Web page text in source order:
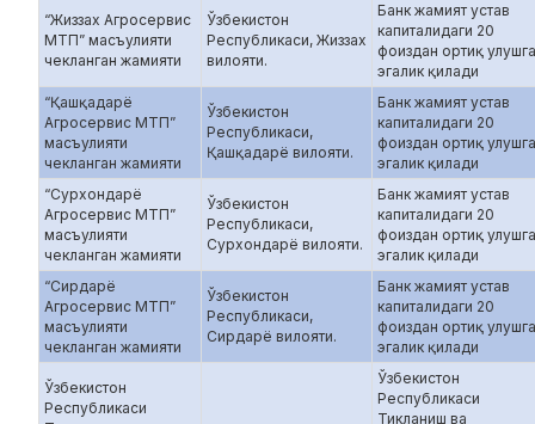
“Жиззах Агросервис
МТП” масъулияти
чекланган жамияти
Ўзбекистон
Республикаси, Жиззах
вилояти.
Банк жамият устав
капиталидаги 20
фоиздан ортиқ улушга
эгалик қилади
“Қашқадарё
Агросервис МТП”
масъулияти
чекланган жамияти
Ўзбекистон
Республикаси,
Қашқадарё вилояти.
Банк жамият устав
капиталидаги 20
фоиздан ортиқ улушга
эгалик қилади
“Сурхондарё
Агросервис МТП”
масъулияти
чекланган жамияти
Ўзбекистон
Республикаси,
Сурхондарё вилояти.
Банк жамият устав
капиталидаги 20
фоиздан ортиқ улушга
эгалик қилади
“Сирдарё
Агросервис МТП”
масъулияти
чекланган жамияти
Ўзбекистон
Республикаси,
Сирдарё вилояти.
Банк жамият устав
капиталидаги 20
фоиздан ортиқ улушга
эгалик қилади
Ўзбекистон
Республикаси
Ўзбекистон
Республикаси
Тикланиш ва